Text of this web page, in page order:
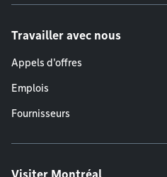
Travailler avec nous
Appels d'offres
Emplois
Fournisseurs